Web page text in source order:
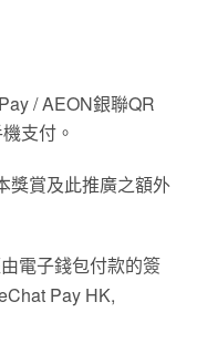
/ AEON銀聯QR
支付。
獎賞及此推廣之額外
電子錢包付款的簽
Pay HK,